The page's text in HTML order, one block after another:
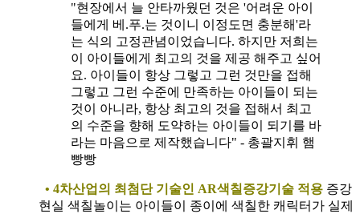
"현장에서 늘 안타까웠던 것은 '어려운 아이
들에게 베.푸.는 것이니 이정도면 충분해'라
는 식의 고정관념이었습니다. 하지만 저희는
이 아이들에게 최고의 것을 제공 해주고 싶어
요. 아이들이 항상 그렇고 그런 것만을 접해
그렇고 그런 수준에 만족하는 아이들이 되는
것이 아니라, 항상 최고의 것을 접해서 최고
의 수준을 향해 도약하는 아이들이 되기를 바
라는 마음으로 제작했습니다" - 총괄지휘 햄
빵빵
• 4차산업의 최첨단 기술인 AR색칠증강기술 적용 증강
현실 색칠놀이는 아이들이 종이에 색칠한 캐릭터가 실제